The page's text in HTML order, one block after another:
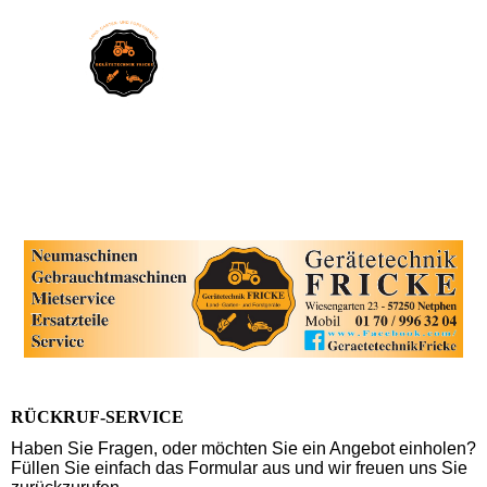
RÜCKRUF-SERVICE
Haben Sie Fragen, oder möchten Sie ein Angebot einholen?
Füllen Sie einfach das Formular aus und wir freuen uns Sie